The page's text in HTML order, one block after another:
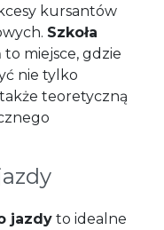
kursantów
Szkoła
to miejsce, gdzie
nie tylko
teoretyczną
jazdy to idealne